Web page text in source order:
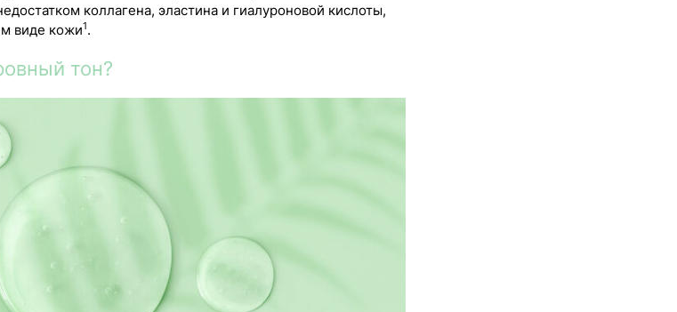
коллагена, эластина и гиалуроновой кислоты,
виде кожи1.
тон?